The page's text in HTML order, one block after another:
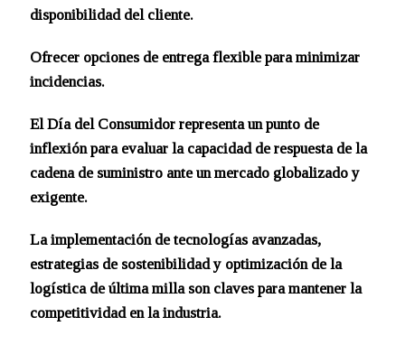
disponibilidad del cliente.
Ofrecer opciones de entrega flexible para minimizar
incidencias.
El Día del Consumidor representa un punto de
inflexión para evaluar la capacidad de respuesta de la
cadena de suministro ante un mercado globalizado y
exigente.
La implementación de tecnologías avanzadas,
estrategias de sostenibilidad y optimización de la
logística de última milla son claves para mantener la
competitividad en la industria.